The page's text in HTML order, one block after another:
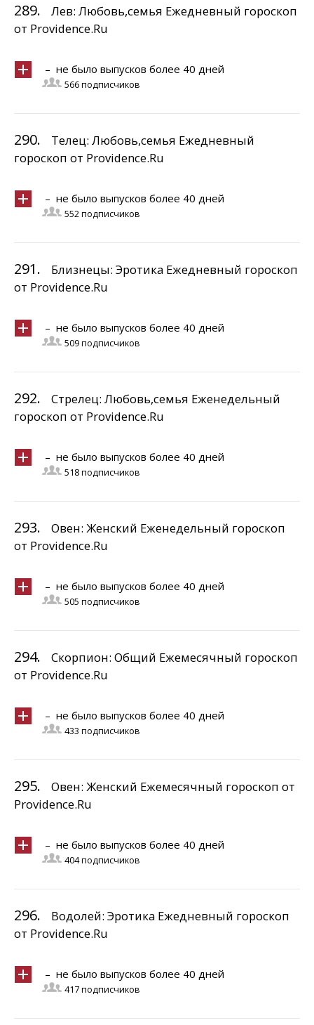
289.
Лев: Любовь,семья Ежедневный гороскоп
от Providence.Ru
– не было выпусков более 40 дней
566 подписчиков
290.
Телец: Любовь,семья Ежедневный
гороскоп от Providence.Ru
– не было выпусков более 40 дней
552 подписчиков
291.
Близнецы: Эротика Ежедневный гороскоп
от Providence.Ru
– не было выпусков более 40 дней
509 подписчиков
292.
Стрелец: Любовь,семья Еженедельный
гороскоп от Providence.Ru
– не было выпусков более 40 дней
518 подписчиков
293.
Овен: Женский Еженедельный гороскоп
от Providence.Ru
– не было выпусков более 40 дней
505 подписчиков
294.
Скорпион: Общий Ежемесячный гороскоп
от Providence.Ru
– не было выпусков более 40 дней
433 подписчиков
295.
Овен: Женский Ежемесячный гороскоп от
Providence.Ru
– не было выпусков более 40 дней
404 подписчиков
296.
Водолей: Эротика Ежедневный гороскоп
от Providence.Ru
– не было выпусков более 40 дней
417 подписчиков